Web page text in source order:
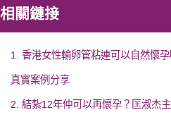
相關鏈接
1. 香港女性輸卵管粘連可以自然懷
真實案例分享
2. 結紮12年仲可以再懷孕？匡淑杰